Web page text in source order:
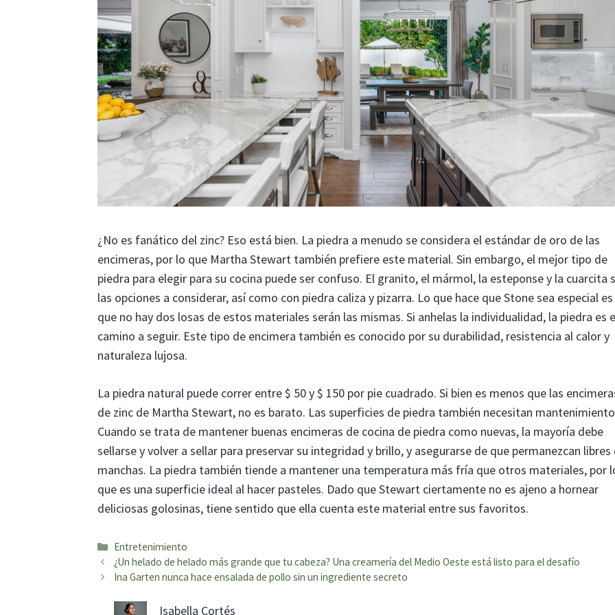
¿No es fanático del zinc? Eso está bien. La piedra a menudo se considera el estándar de oro de las
encimeras, por lo que Martha Stewart también prefiere este material. Sin embargo, el mejor tipo de
piedra para elegir para su cocina puede ser confuso. El granito, el mármol, la esteponse y la cuarcita
las opciones a considerar, así como con piedra caliza y pizarra. Lo que hace que Stone sea especial es
que no hay dos losas de estos materiales serán las mismas. Si anhelas la individualidad, la piedra es
camino a seguir. Este tipo de encimera también es conocido por su durabilidad, resistencia al calor y
naturaleza lujosa.
La piedra natural puede correr entre $ 50 y $ 150 por pie cuadrado. Si bien es menos que las
de zinc de Martha Stewart, no es barato. Las superficies de piedra también necesitan
Cuando se trata de mantener buenas encimeras de cocina de piedra como nuevas, la mayoría debe
sellarse y volver a sellar para preservar su integridad y brillo, y asegurarse de que permanezcan libres
manchas. La piedra también tiende a mantener una temperatura más fría que otros materiales, por
que es una superficie ideal al hacer pasteles. Dado que Stewart ciertamente no es ajeno a hornear
deliciosas golosinas, tiene sentido que ella cuenta este material entre sus favoritos.
Categorías
Entretenimiento
¿Un helado de helado más grande que tu cabeza? Una creamería del Medio Oeste está listo para el desafío
Ina Garten nunca hace ensalada de pollo sin un ingrediente secreto
Isabella Cortés